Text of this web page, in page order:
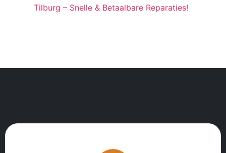
Tilburg – Snelle & Betaalbare Reparaties!